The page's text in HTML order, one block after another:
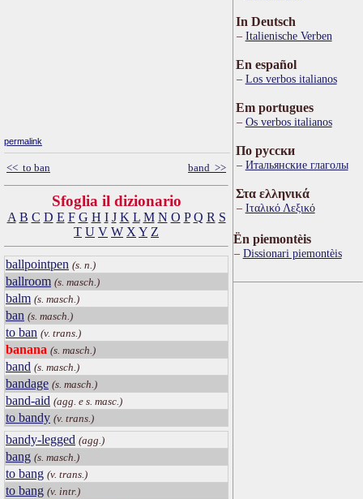
permalink
<< to ban band >>
Sfoglia il dizionario
A B C D E F G H I J K L M N O P Q R S
T U V W X Y Z
ballpointpen (s. n.)
ballroom (s. masch.)
balm (s. masch.)
ban (s. masch.)
to ban (v. trans.)
banana (s. masch.)
band (s. masch.)
bandage (s. masch.)
band-aid (agg. e s. masc.)
to bandy (v. trans.)
bandy-legged (agg.)
bang (s. masch.)
to bang (v. trans.)
to bang (v. intr.)
In Deutsch
Italienische Verben
En español
Los verbos italianos
Em portugues
Os verbos italianos
По русски
Итальянские глаголы
Στα ελληνικά
Ιταλικό Λεξικό
Ën piemontèis
Dissionari piemontèis